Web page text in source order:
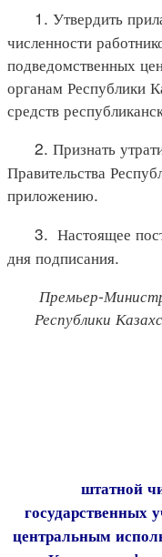
1. Утвердить
численности
подведомственных
органам Республики
средств
2. Признать
Правительства
приложению.
3. Настоящее
дня подписания.
Премьер-
Республики
штатной
государственных
центральным